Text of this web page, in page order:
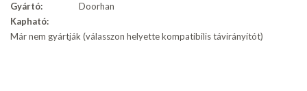
Gyártó:
Doorhan
Kapható:
Már nem gyártják (válasszon helyette kompatibilis távirányítót)